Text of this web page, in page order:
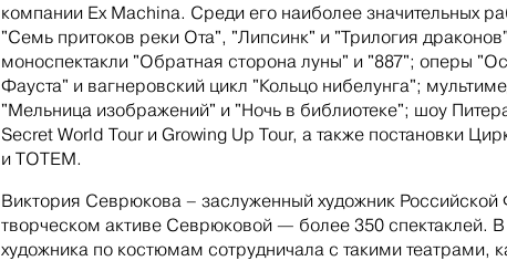
компании Ex Machina. Среди его наиболее значительных
"Семь притоков реки Ота", "Липсинк" и "Трилогия
моноспектакли "Обратная сторона луны" и "887"; оперы
Фауста" и вагнеровский цикл "Кольцо нибелунга";
"Мельница изображений" и "Ночь в библиотеке"; шоу
Secret World Tour и Growing Up Tour, а также постановки
и TOTEM.
Виктория Севрюкова – заслуженный художник
творческом активе Севрюковой — более 350 спектаклей. В
художника по костюмам сотрудничала с такими театрами,